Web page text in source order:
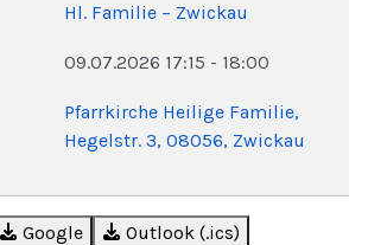
Hl. Familie – Zwickau
09.07.2026 17:15 - 18:00
Pfarrkirche Heilige Familie,
Hegelstr. 3, 08056, Zwickau
Google Outlook (.ics)